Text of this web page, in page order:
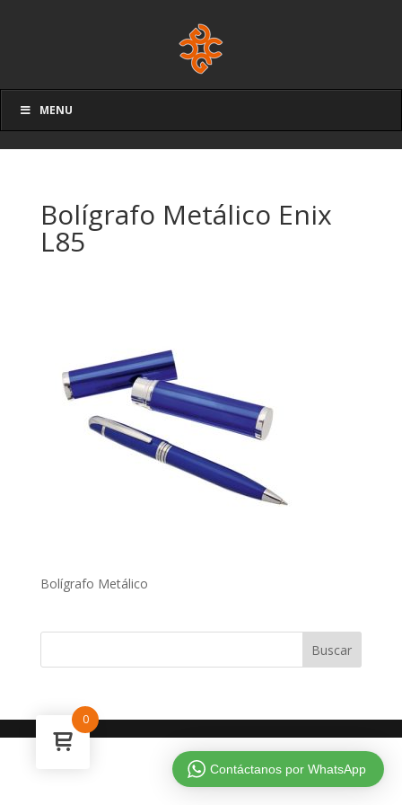
MENU
Bolígrafo Metálico Enix
L85
Bolígrafo Metálico
0
Contáctanos por WhatsApp